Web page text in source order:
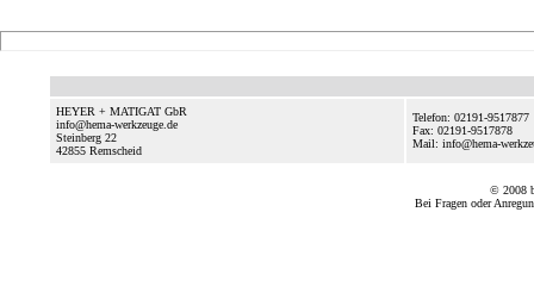
HEYER + MATIGAT GbR
info@hema-werkzeuge.de
Steinberg 22
42855 Remscheid
Telefon: 02191-9517877
Fax: 02191-9517878
Mail: info@hema-
© 2008
Bei Fragen oder